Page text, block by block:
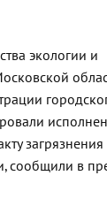
экологии и
сообщили в